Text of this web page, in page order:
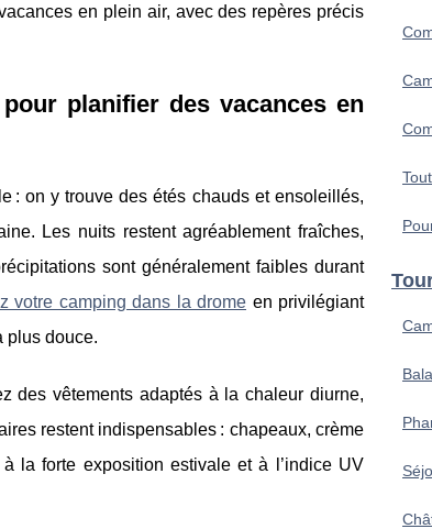
en plein air, avec des repères précis
planifier des vacances en
: on y trouve des étés chauds et ensoleillés,
Les nuits restent agréablement fraîches,
sont généralement faibles durant
votre camping dans la drome en privilégiant
plus douce.
des vêtements adaptés à la chaleur diurne,
restent indispensables : chapeaux, crème
la forte exposition estivale et à l’indice UV